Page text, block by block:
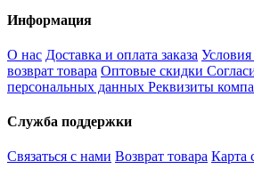
Информация
О нас Доставка и оплата заказа
возврат товара Оптовые скидки
персональных данных Реквизиты
Служба поддержки
Связаться с нами Возврат товара Карта